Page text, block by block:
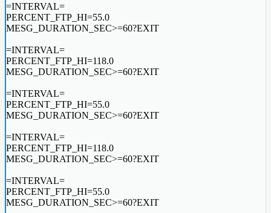
=INTERVAL=
PERCENT_FTP_HI=55.0
MESG_DURATION_SEC>=60?EXIT
=INTERVAL=
PERCENT_FTP_HI=118.0
MESG_DURATION_SEC>=60?EXIT
=INTERVAL=
PERCENT_FTP_HI=55.0
MESG_DURATION_SEC>=60?EXIT
=INTERVAL=
PERCENT_FTP_HI=118.0
MESG_DURATION_SEC>=60?EXIT
=INTERVAL=
PERCENT_FTP_HI=55.0
MESG_DURATION_SEC>=60?EXIT